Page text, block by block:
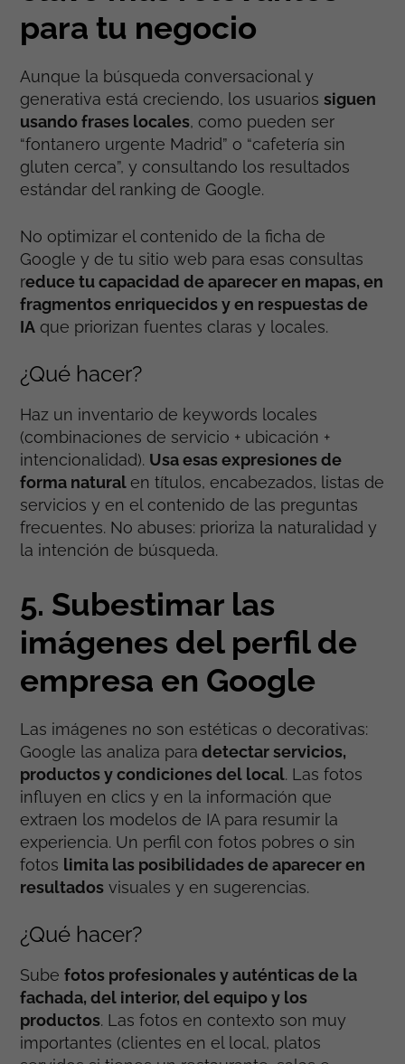
para tu negocio
Aunque la búsqueda conversacional y
generativa está creciendo, los usuariossiguen
usando frases locales, como pueden ser
“fontanero urgente Madrid” o “cafetería sin
gluten cerca”, y consultando los resultados
estándar del ranking de Google.
No optimizar el contenido de la ficha de
Google y de tu sitio web para esas consultas
reduce tu capacidad de aparecer en mapas, en
fragmentos enriquecidos y en respuestas de
IA que priorizan fuentes claras y locales.
¿Qué hacer?
Haz un inventario de keywords locales
(combinaciones de servicio + ubicación +
intencionalidad). Usa esas expresiones de
forma naturalen títulos, encabezados, listas de
servicios y en el contenido de las preguntas
frecuentes. No abuses: prioriza la naturalidad y
la intención de búsqueda.
5. Subestimar las
imágenes del perfil de
empresa en Google
Las imágenes no son estéticas o decorativas:
Google las analiza para detectar servicios,
productos y condiciones del local. Las fotos
influyen en clics y en la información que
extraen los modelos de IA para resumir la
experiencia. Un perfil con fotos pobres o sin
fotos limita las posibilidades de aparecer en
resultados visuales y en sugerencias.
¿Qué hacer?
Subefotos profesionales y auténticas de la
fachada, del interior, del equipo y los
productos. Las fotos en contexto son muy
importantes (clientes en el local, platos